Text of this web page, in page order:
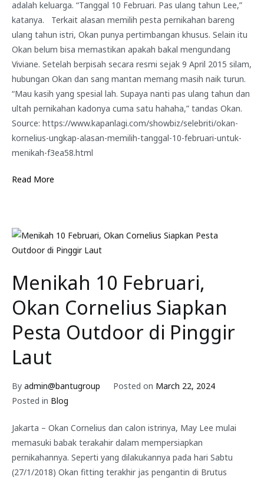
adalah keluarga. “Tanggal 10 Februari. Pas ulang tahun Lee,”
katanya. Terkait alasan memilih pesta pernikahan bareng
ulang tahun istri, Okan punya pertimbangan khusus. Selain itu
Okan belum bisa memastikan apakah bakal mengundang
Viviane. Setelah berpisah secara resmi sejak 9 April 2015 silam,
hubungan Okan dan sang mantan memang masih naik turun.
“Mau kasih yang spesial lah. Supaya nanti pas ulang tahun dan
ultah pernikahan kadonya cuma satu hahaha,” tandas Okan.
Source: https://www.kapanlagi.com/showbiz/selebriti/okan-
kornelius-ungkap-alasan-memilih-tanggal-10-februari-untuk-
menikah-f3ea58.html
Read More
Menikah 10 Februari,
Okan Cornelius Siapkan
Pesta Outdoor di Pinggir
Laut
By admin@bantugroup Posted on March 22, 2024
Posted in Blog
Jakarta – Okan Cornelius dan calon istrinya, May Lee mulai
memasuki babak terakahir dalam mempersiapkan
pernikahannya. Seperti yang dilakukannya pada hari Sabtu
(27/1/2018) Okan fitting terakhir jas pengantin di Brutus